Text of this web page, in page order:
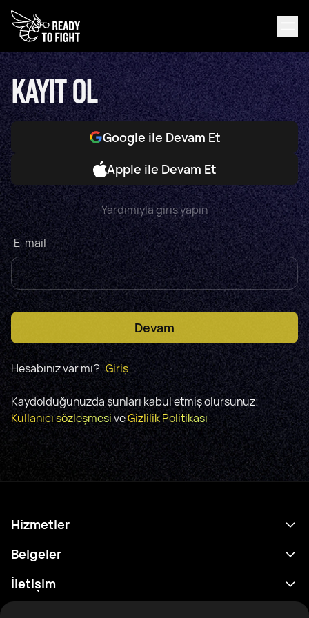
KAYIT OL
Google ile Devam Et
Apple ile Devam Et
Yardımıyla giriş yapın
E-mail
Devam
Hesabınız var mı? Giriş
Kaydolduğunuzda şunları kabul etmiş olursunuz:
Kullanıcı sözleşmesiveGizlilik Politikası
Hizmetler
Program
Sonuçlar
Analitik
Belgeler
Gizlilik Politikası
Kullanım Şartları
İletişim